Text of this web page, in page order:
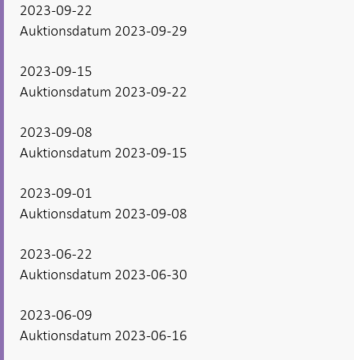
2023-09-22
Auktionsdatum 2023-09-29
2023-09-15
Auktionsdatum 2023-09-22
2023-09-08
Auktionsdatum 2023-09-15
2023-09-01
Auktionsdatum 2023-09-08
2023-06-22
Auktionsdatum 2023-06-30
2023-06-09
Auktionsdatum 2023-06-16